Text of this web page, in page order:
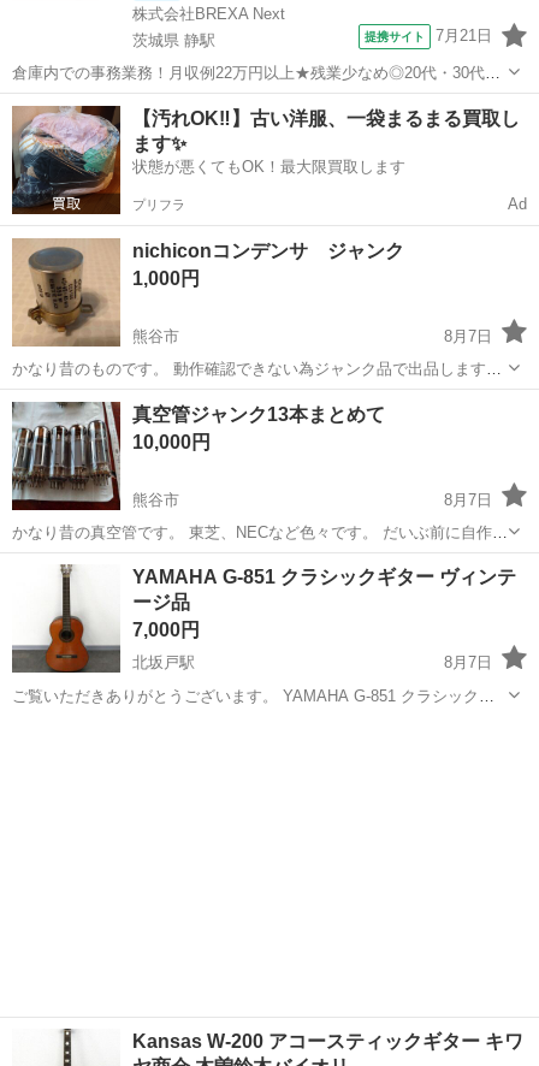
株式会社BREXA Next
茨城県 静駅
提携サイト 7月21日
倉庫内での事務業務！月収例22万円以上★残業少なめ◎20代・30代・
40代の男女活躍中！空調完備で快適作業★食堂利用可◎マイカー通勤
OK◎無料駐車場完備！《茨城県常陸大宮市》 人気の工場のお仕事 ◇
電子部品製造倉庫内の事務...
茨城 常陸大宮市 その他
【汚れOK‼️】古い洋服、一袋まるまる買取し
ます✨
状態が悪くてもOK！最大限買取します
プリフラ Ad
nichiconコンデンサ ジャンク
1,000円
熊谷市
8月7日
かなり昔のものです。 動作確認できない為ジャンク品で出品します。
主人が自作の時に使用したものです。
埼玉 熊谷市 その他 コンデンサ
真空管ジャンク13本まとめて
10,000円
熊谷市
8月7日
かなり昔の真空管です。 東芝、NECなど色々です。 だいぶ前に自作真
空管アンプを出品しましたがその時に出し忘れたものです。 上部に
400記載1本 上部に236記載1本 6BM8 3本NEC 12BH7A 1本...
熊谷市 その他 真空管
YAMAHA G-851 クラシックギター ヴィンテ
ージ品
7,000円
北坂戸駅
8月7日
ご覧いただきありがとうございます。 YAMAHA G-851 クラシックギ
Kansas W-200 アコースティックギター キワ